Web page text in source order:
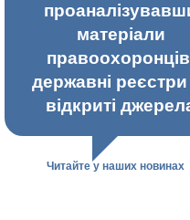
матеріали
державні реєстри
відкриті
Читайте у наших новинах